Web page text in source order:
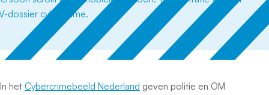
In het Cybercrimebeeld Nederland geven politie en OM